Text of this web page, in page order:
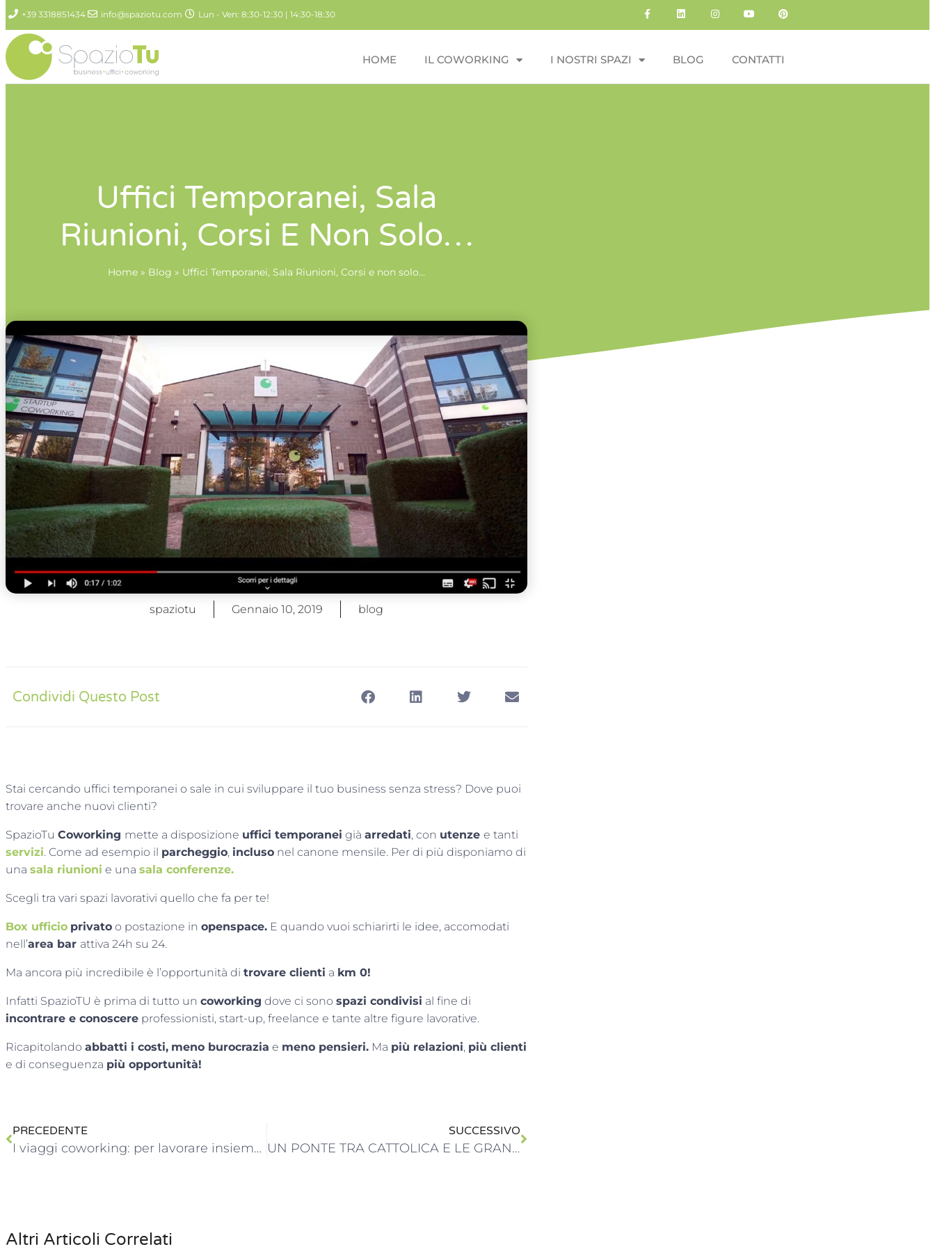
+39 3318851434 info@spaziotu.com Lun - Ven: 8:30-12:30 | 14:30-18:30
HOME IL COWORKING I NOSTRI SPAZI BLOG CONTATTI
Uffici Temporanei, Sala
Riunioni, Corsi E Non Solo…
Home » Blog » Uffici Temporanei, Sala Riunioni, Corsi e non solo…
spaziotu Gennaio 10, 2019 blog
Condividi Questo Post
Stai cercando uffici temporanei o sale in cui sviluppare il tuo business senza stress? Dove puoi
trovare anche nuovi clienti?
SpazioTu Coworking mette a disposizione uffici temporanei già arredati, con utenze e tanti
servizi. Come ad esempio il parcheggio, incluso nel canone mensile. Per di più disponiamo di
una sala riunioni e una sala conferenze.
Scegli tra vari spazi lavorativi quello che fa per te!
Box ufficio privato o postazione in openspace. E quando vuoi schiarirti le idee, accomodati
nell’area bar attiva 24h su 24.
Ma ancora più incredibile è l’opportunità di trovare clienti a km 0!
Infatti SpazioTU è prima di tutto un coworking dove ci sono spazi condivisi al fine di
incontrare e conoscere professionisti, start-up, freelance e tante altre figure lavorative.
Ricapitolando abbatti i costi, meno burocrazia e meno pensieri. Ma più relazioni, più clienti
e di conseguenza più opportunità!
PRECEDENTE
I viaggi coworking: per lavorare insieme, in ogni parte del mondo
SUCCESSIVO
UN PONTE TRA CATTOLICA E LE GRANDI CITTA’
Altri Articoli Correlati